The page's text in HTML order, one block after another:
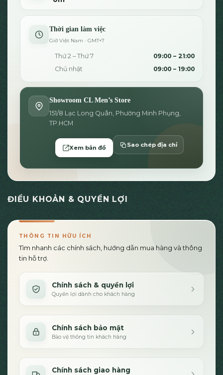
Thời gian làm việc
Giờ Việt Nam · GMT+7
Thứ 2 – Thứ 7
09:00 – 21:00
Chủ nhật
09:00 – 19:00
Showroom CL Men’s Store
151/8 Lạc Long Quân, Phường Minh Phụng,
TP.HCM
Xem bản đồ Sao chép địa chỉ
ĐIỀU KHOẢN & QUYỀN LỢI
THÔNG TIN HỮU ÍCH
Tìm nhanh các chính sách, hướng dẫn mua hàng và thông
tin hỗ trợ.
Chính sách & quyền lợi
Quyền lợi dành cho khách hàng
Chính sách bảo mật
Bảo vệ thông tin khách hàng
Chính sách giao hàng